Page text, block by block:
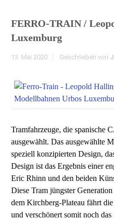
FERRO-TRAIN /
Luxemburg
13. Mai 2020 Geschrieben von
Tramfahrzeuge, die spanische
ausgewählt. Das ausgewählte
speziell konzipierten Design,
Design ist das Ergebnis einer
Eric Rhinn und den beiden
Diese Tram jüngster
dem Kirchberg-Plateau fährt
und verschönert somit noch das